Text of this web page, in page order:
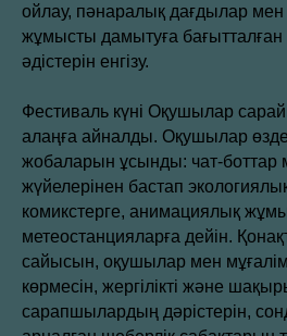
ойлау, пәнаралық дағдылар
жұмысты дамытуға бағытталған
әдістерін енгізу.
Фестиваль күні Оқушылар
алаңға айналды. Оқушылар
жобаларын ұсынды: чат-боттар
жүйелерінен бастап
комикстерге, анимациялық
метеостанцияларға дейін.
сайысын, оқушылар мен
көрмесін, жергілікті және
сарапшылардың дәрістерін,